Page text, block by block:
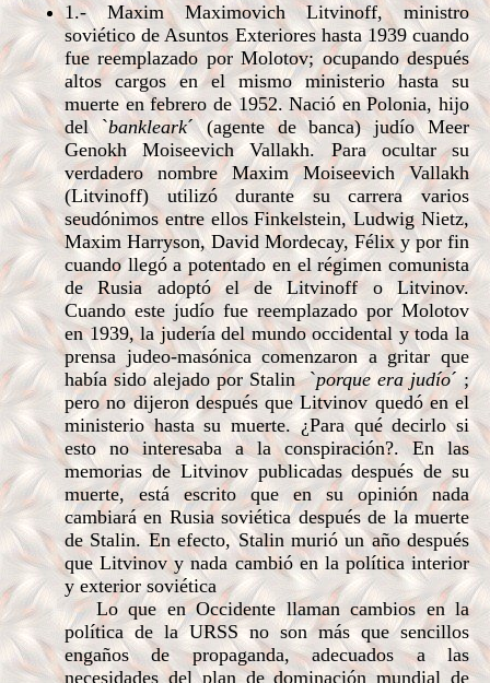
1.- Maxim Maximovich Litvinoff, ministro
soviético de Asuntos Exteriores hasta 1939 cuando
fue reemplazado por Molotov; ocupando después
altos cargos en el mismo ministerio hasta su
muerte en febrero de 1952. Nació en Polonia, hijo
del `bankleark´ (agente de banca) judío Meer
Genokh Moiseevich Vallakh. Para ocultar su
verdadero nombre Maxim Moiseevich Vallakh
(Litvinoff) utilizó durante su carrera varios
seudónimos entre ellos Finkelstein, Ludwig Nietz,
Maxim Harryson, David Mordecay, Félix y por fin
cuando llegó a potentado en el régimen comunista
de Rusia adoptó el de Litvinoff o Litvinov.
Cuando este judío fue reemplazado por Molotov
en 1939, la judería del mundo occidental y toda la
prensa judeo-masónica comenzaron a gritar que
había sido alejado por Stalin `porque era judío´ ;
pero no dijeron después que Litvinov quedó en el
ministerio hasta su muerte. ¿Para qué decirlo si
esto no interesaba a la conspiración?. En las
memorias de Litvinov publicadas después de su
muerte, está escrito que en su opinión nada
cambiará en Rusia soviética después de la muerte
de Stalin. En efecto, Stalin murió un año después
que Litvinov y nada cambió en la política interior
y exterior soviética
Lo que en Occidente llaman cambios en la
política de la URSS no son más que sencillos
engaños de propaganda, adecuados a las
necesidades del plan de dominación mundial de